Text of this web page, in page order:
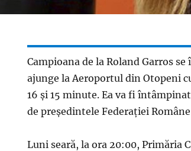
Campioana de la Roland Garros
ajunge la Aeroportul din Otopeni
16 şi 15 minute. Ea va fi
de preşedintele Federaţiei
Luni seară, la ora 20:00, Primăria